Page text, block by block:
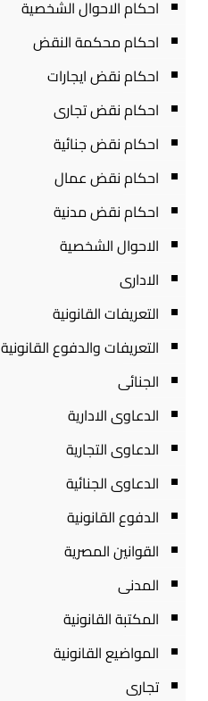
احكام الاحوال الشخصية
احكام محكمة النقض
احكام نقض ايجارات
احكام نقض تجارى
احكام نقض جنائية
احكام نقض عمال
احكام نقض مدنية
الاحوال الشخصية
الادارى
التعريفات القانونية
التعريفات والدفوع القانونية
الجنائى
الدعاوى الادارية
الدعاوى التجارية
الدعاوى الجنائية
الدفوع القانونية
القوانين المصرية
المدنى
المكتبة القانونية
المواضيع القانونية
تجارى